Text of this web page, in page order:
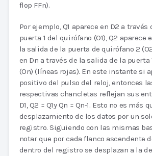
flop FFn).
Por ejemplo, Q1 aparece en D2 a
puerta 1 del quirófano (O1), Q2 aparece
la salida de la puerta de quirófano 2
en Dn a través de la salida de la puerta
(On) (líneas rojas). En este instante si
positivo del pulso del reloj, entonces
respectivas chancletas reflejan sus
D1, Q2 = Q1y Qn = Qn-1. Esto no es más
desplazamiento de los datos por un
registro. Siguiendo con las mismas
notar que por cada flanco ascendente
dentro del registro se desplazan a la